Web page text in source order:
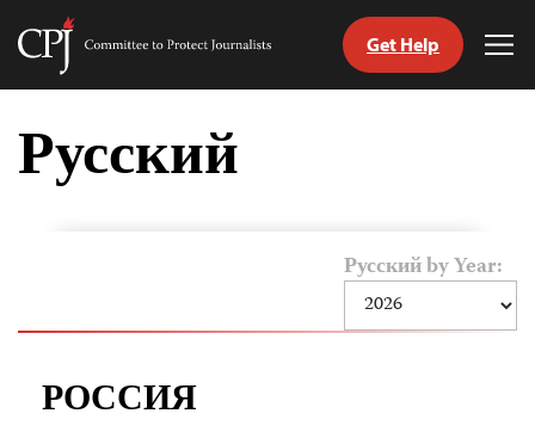
Skip
content
Committee
Journalists
Get Help
Русский
Русский by Year:
РОССИЯ